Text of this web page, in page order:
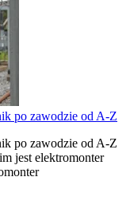
po zawodzie od A-Z
po zawodzie od A-Z
jest elektromonter